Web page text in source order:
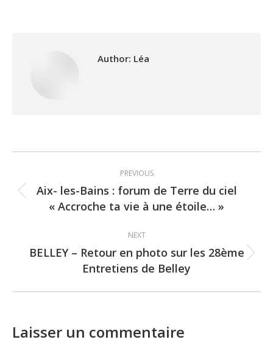
Author: Léa
navigation
PREVIOUS
Previous
post:
Aix- les-Bains : forum de Terre du ciel
« Accroche ta vie à une étoile… »
NEXT
Next
post:
BELLEY – Retour en photo sur les 28ème
Entretiens de Belley
Laisser un commentaire